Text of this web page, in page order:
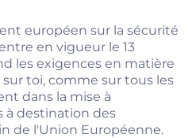
européen sur la sécurité
en vigueur le 13
les exigences en matière
toi, comme sur tous les
dans la mise à
à destination des
de l'Union Européenne.